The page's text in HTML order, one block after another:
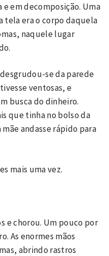
em decomposição. Uma
tela era o corpo daquela
naquele lugar
se da parede
ventosas, e
busca do dinheiro.
que tinha no bolso da
andasse rápido para
mais uma vez.
e chorou. Um pouco por
As enormes mãos
abrindo rastros